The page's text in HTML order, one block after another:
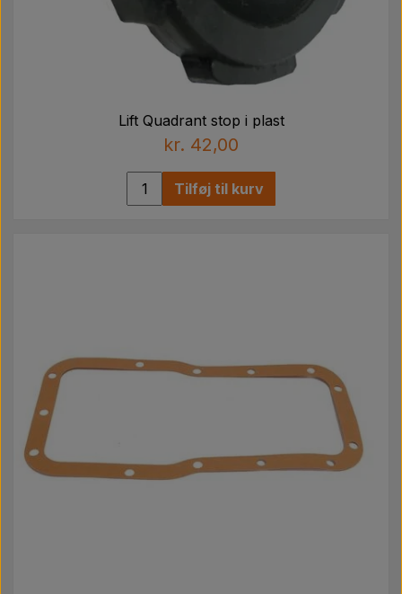
Lift Quadrant stop i plast
kr. 42,00
Tilføj til kurv